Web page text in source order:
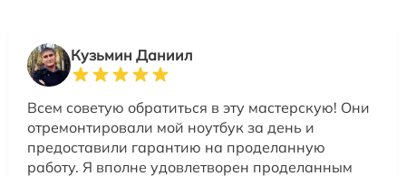
Кузьмин Даниил
Всем советую обратиться в эту мастерскую! Они
отремонтировали мой ноутбук за день и
предоставили гарантию на проделанную
работу. Я вполне удовлетворен проделанным